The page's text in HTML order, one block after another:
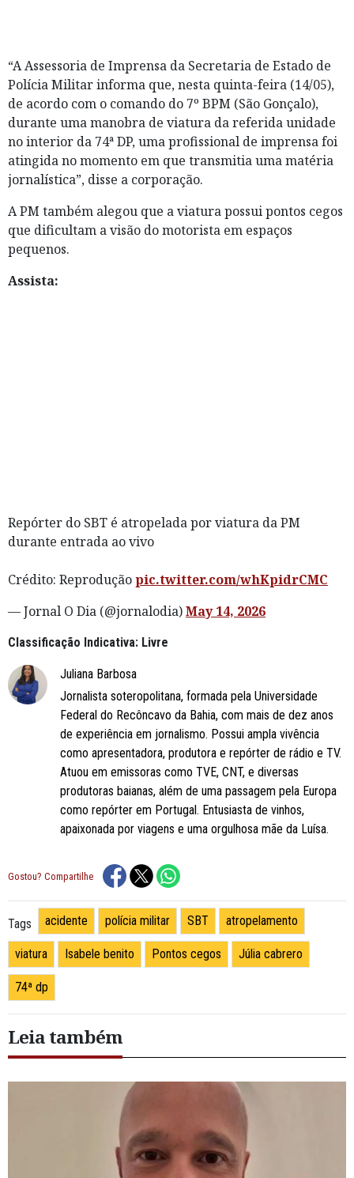
“A Assessoria de Imprensa da Secretaria de Estado de
Polícia Militar informa que, nesta quinta-feira (14/05),
de acordo com o comando do 7º BPM (São Gonçalo),
durante uma manobra de viatura da referida unidade
no interior da 74ª DP, uma profissional de imprensa foi
atingida no momento em que transmitia uma matéria
jornalística”, disse a corporação.
A PM também alegou que a viatura possui pontos cegos
que dificultam a visão do motorista em espaços
pequenos.
Assista:
Repórter do SBT é atropelada por viatura da PM
durante entrada ao vivo
Crédito: Reproduçãopic.twitter.com/whKpidrCMC
— Jornal O Dia (@jornalodia)May 14, 2026
Classificação Indicativa: Livre
Juliana Barbosa
Jornalista soteropolitana, formada pela Universidade
Federal do Recôncavo da Bahia, com mais de dez anos
de experiência em jornalismo. Possui ampla vivência
como apresentadora, produtora e repórter de rádio e TV.
Atuou em emissoras como TVE, CNT, e diversas
produtoras baianas, além de uma passagem pela Europa
como repórter em Portugal. Entusiasta de vinhos,
apaixonada por viagens e uma orgulhosa mãe da Luísa.
Gostou? Compartilhe
Tags acidente polícia militar SBT atropelamento
viatura Isabele benito Pontos cegos Júlia cabrero
74ª dp
Leia também